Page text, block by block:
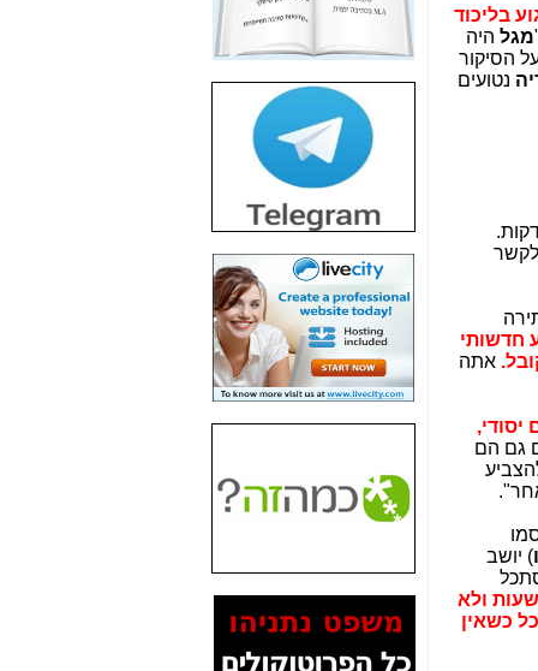
בליכוד
מגל היה
הסיקור
נטועים
שיחות של 8 שניות, שיחה של 3 דקות, ועוד שיחה של 16 דקות.
בעתירה
חדשותי
אתה
יסודי,
גם הם
) יושב
ולא
כשאין
חשיפת חשד לשחיתות
הדומה לזו של "תיק
הסלולר -כאן
חשיפת מה שלא
רוצים שתדעו בעניין
פריסת אנלימיטד
(בניחוח בלתי נסבל) -
כאן
חשיפה: איוב קרא
אישר לקבוצת סלקום
בדיוק מה שביבי אישר
כאן
האם השר איוב קרא
היה צריך בכלל לחתום
על האישור, שנתן
האם ביבי וקרא קבלו
בכלל תמורה עבור
ההטבות הרגולטוריות
המסמכים בנושא בזק-
Yes (תיק 4000)
מוכיחים "תפירת תיק"
לאיש הלא נכון! -כאן